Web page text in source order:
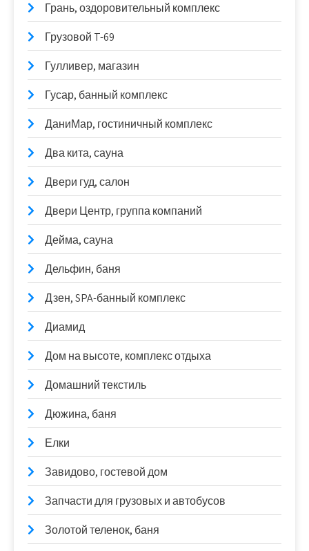
Грань, оздоровительный комплекс
Грузовой T-69
Гулливер, магазин
Гусар, банный комплекс
ДаниМар, гостиничный комплекс
Два кита, сауна
Двери гуд, салон
Двери Центр, группа компаний
Дейма, сауна
Дельфин, баня
Дзен, SPA-банный комплекс
Диамид
Дом на высоте, комплекс отдыха
Домашний текстиль
Дюжина, баня
Елки
Завидово, гостевой дом
Запчасти для грузовых и автобусов
Золотой теленок, баня